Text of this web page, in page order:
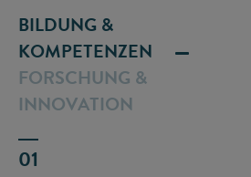
BILDUNG &
KOMPETENZEN
FORSCHUNG &
INNOVATION